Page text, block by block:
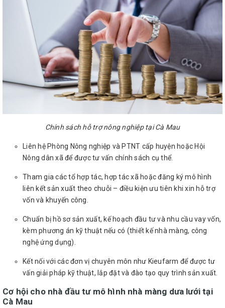
Chính sách hỗ trợ nông nghiệp tại Cà Mau
Liên hệ Phòng Nông nghiệp và PTNT cấp huyện hoặc Hội
Nông dân xã để được tư vấn chính sách cụ thể.
Tham gia các tổ hợp tác, hợp tác xã hoặc đăng ký mô hình
liên kết sản xuất theo chuỗi – điều kiện ưu tiên khi xin hỗ trợ
vốn và khuyến công.
Chuẩn bị hồ sơ sản xuất, kế hoạch đầu tư và nhu cầu vay vốn,
kèm phương án kỹ thuật nếu có (thiết kế nhà màng, công
nghệ ứng dụng).
Kết nối với các đơn vị chuyên môn như Kieufarm để được tư
vấn giải pháp kỹ thuật, lắp đặt và đào tạo quy trình sản xuất.
Cơ hội cho nhà đầu tư mô hình nhà màng dưa lưới tại
Cà Mau